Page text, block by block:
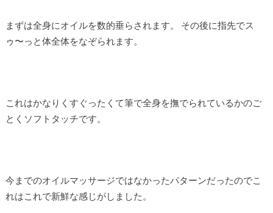
まずは全身にオイルを数的垂らされます。 その後に指先でス
ゥ〜っと体全体をなぞられます。
これはかなりくすぐったくて筆で全身を撫でられているかのご
とくソフトタッチです。
今までのオイルマッサージではなかったパターンだったのでこ
れはこれで新鮮な感じがしました。